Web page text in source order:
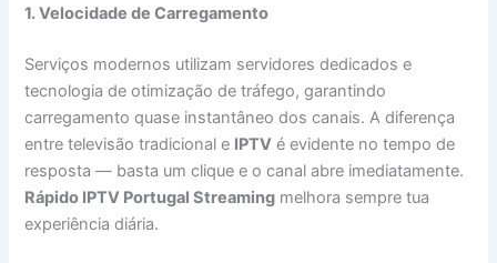
1. Velocidade de Carregamento
Serviços modernos utilizam servidores dedicados e
tecnologia de otimização de tráfego, garantindo
carregamento quase instantâneo dos canais. A diferença
entre televisão tradicional e IPTV é evidente no tempo de
resposta — basta um clique e o canal abre imediatamente.
Rápido IPTV Portugal Streaming melhora sempre tua
experiência diária.